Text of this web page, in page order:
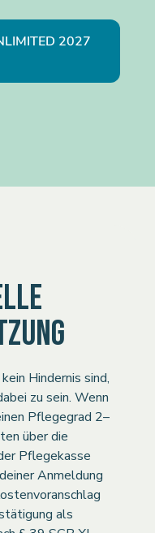
2027
Hindernis sind,
zu sein. Wenn
Pflegegrad 2–
über die
Pflegekasse
Anmeldung
als